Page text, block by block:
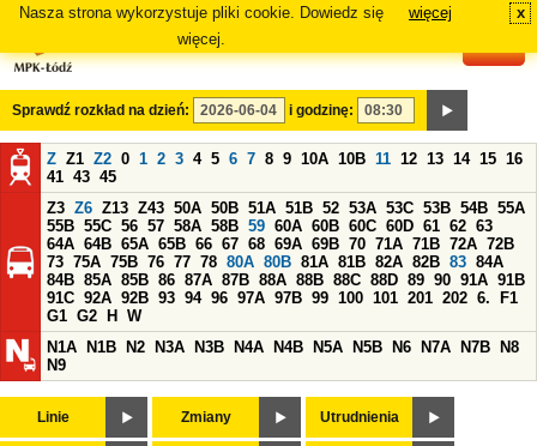
Nasza strona wykorzystuje pliki cookie. Dowiedz się
więcej.
więcej x
Sprawdź rozkład na dzień: i godzinę:
Z Z1 Z2 0 1 2 3 4 5 6 7 8 9 10A 10B 11 12 13 14 15 16
41 43 45
Z3 Z6 Z13 Z43 50A 50B 51A 51B 52 53A 53C 53B 54B 55A
55B 55C 56 57 58A 58B 59 60A 60B 60C 60D 61 62 63
64A 64B 65A 65B 66 67 68 69A 69B 70 71A 71B 72A 72B
73 75A 75B 76 77 78 80A 80B 81A 81B 82A 82B 83 84A
84B 85A 85B 86 87A 87B 88A 88B 88C 88D 89 90 91A 91B
91C 92A 92B 93 94 96 97A 97B 99 100 101 201 202 6.
F1
G1 G2 H
W
N1A
N1B N2 N3A N3B N4A N4B N5A N5B N6 N7A N7B
N8
N9
Linie Zmiany Utrudnienia